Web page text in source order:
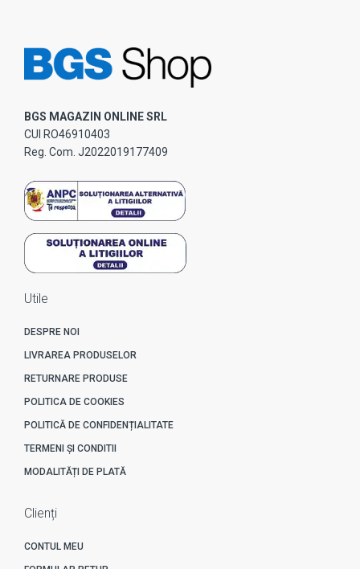
BGS MAGAZIN ONLINE SRL
CUI RO46910403
Reg. Com. J2022019177409
Utile
DESPRE NOI
LIVRAREA PRODUSELOR
RETURNARE PRODUSE
POLITICA DE COOKIES
POLITICĂ DE CONFIDENȚIALITATE
TERMENI ȘI CONDITII
MODALITĂȚI DE PLATĂ
Clienți
CONTUL MEU